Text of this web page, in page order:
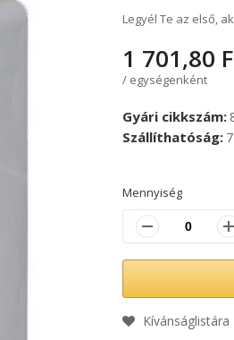
Legyél Te az első,
1 701,80
/ egységenként
Gyári cikkszám
Szállíthatóság
Mennyiség
Kívánságlistára